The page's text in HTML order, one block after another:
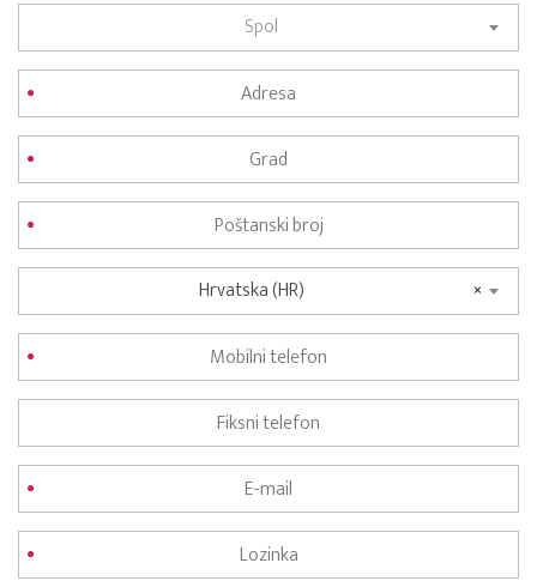
Spol
×
Hrvatska (HR)